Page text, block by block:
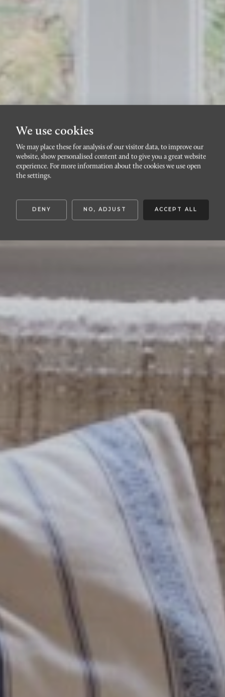
FOLKETS PARK
Kristianstadsgatan 25a
We use cookies
We may place these for analysis of our visitor data, to improve our
website, show personalised content and to give you a great website
experience. For more information about the cookies we use open
the settings.
DENY NO, ADJUST ACCEPT ALL